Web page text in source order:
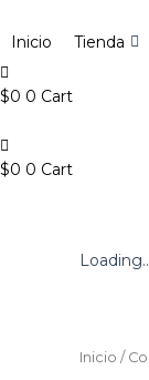
Inicio Tienda
$0 0 Cart
$0 0 Cart
Inicio /